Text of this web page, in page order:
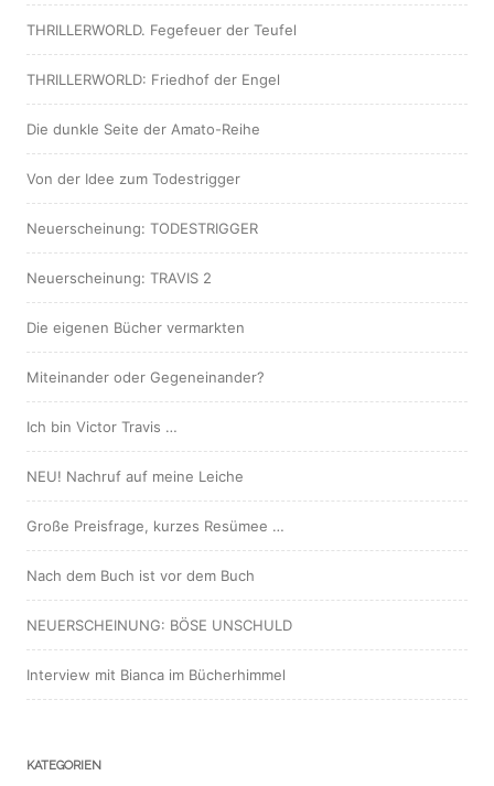
THRILLERWORLD. Fegefeuer der Teufel
THRILLERWORLD: Friedhof der Engel
Die dunkle Seite der Amato-Reihe
Von der Idee zum Todestrigger
Neuerscheinung: TODESTRIGGER
Neuerscheinung: TRAVIS 2
Die eigenen Bücher vermarkten
Miteinander oder Gegeneinander?
Ich bin Victor Travis …
NEU! Nachruf auf meine Leiche
Große Preisfrage, kurzes Resümee …
Nach dem Buch ist vor dem Buch
NEUERSCHEINUNG: BÖSE UNSCHULD
Interview mit Bianca im Bücherhimmel
KATEGORIEN